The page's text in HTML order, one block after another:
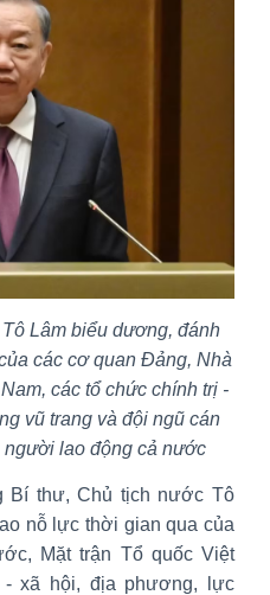
Lâm biểu dương, đánh
các cơ quan Đảng, Nhà
các tổ chức chính trị -
vũ trang và đội ngũ cán
lao động cả nước
Bí thư, Chủ tịch nước Tô
nỗ lực thời gian qua của
Mặt trận Tổ quốc Việt
- xã hội, địa phương, lực